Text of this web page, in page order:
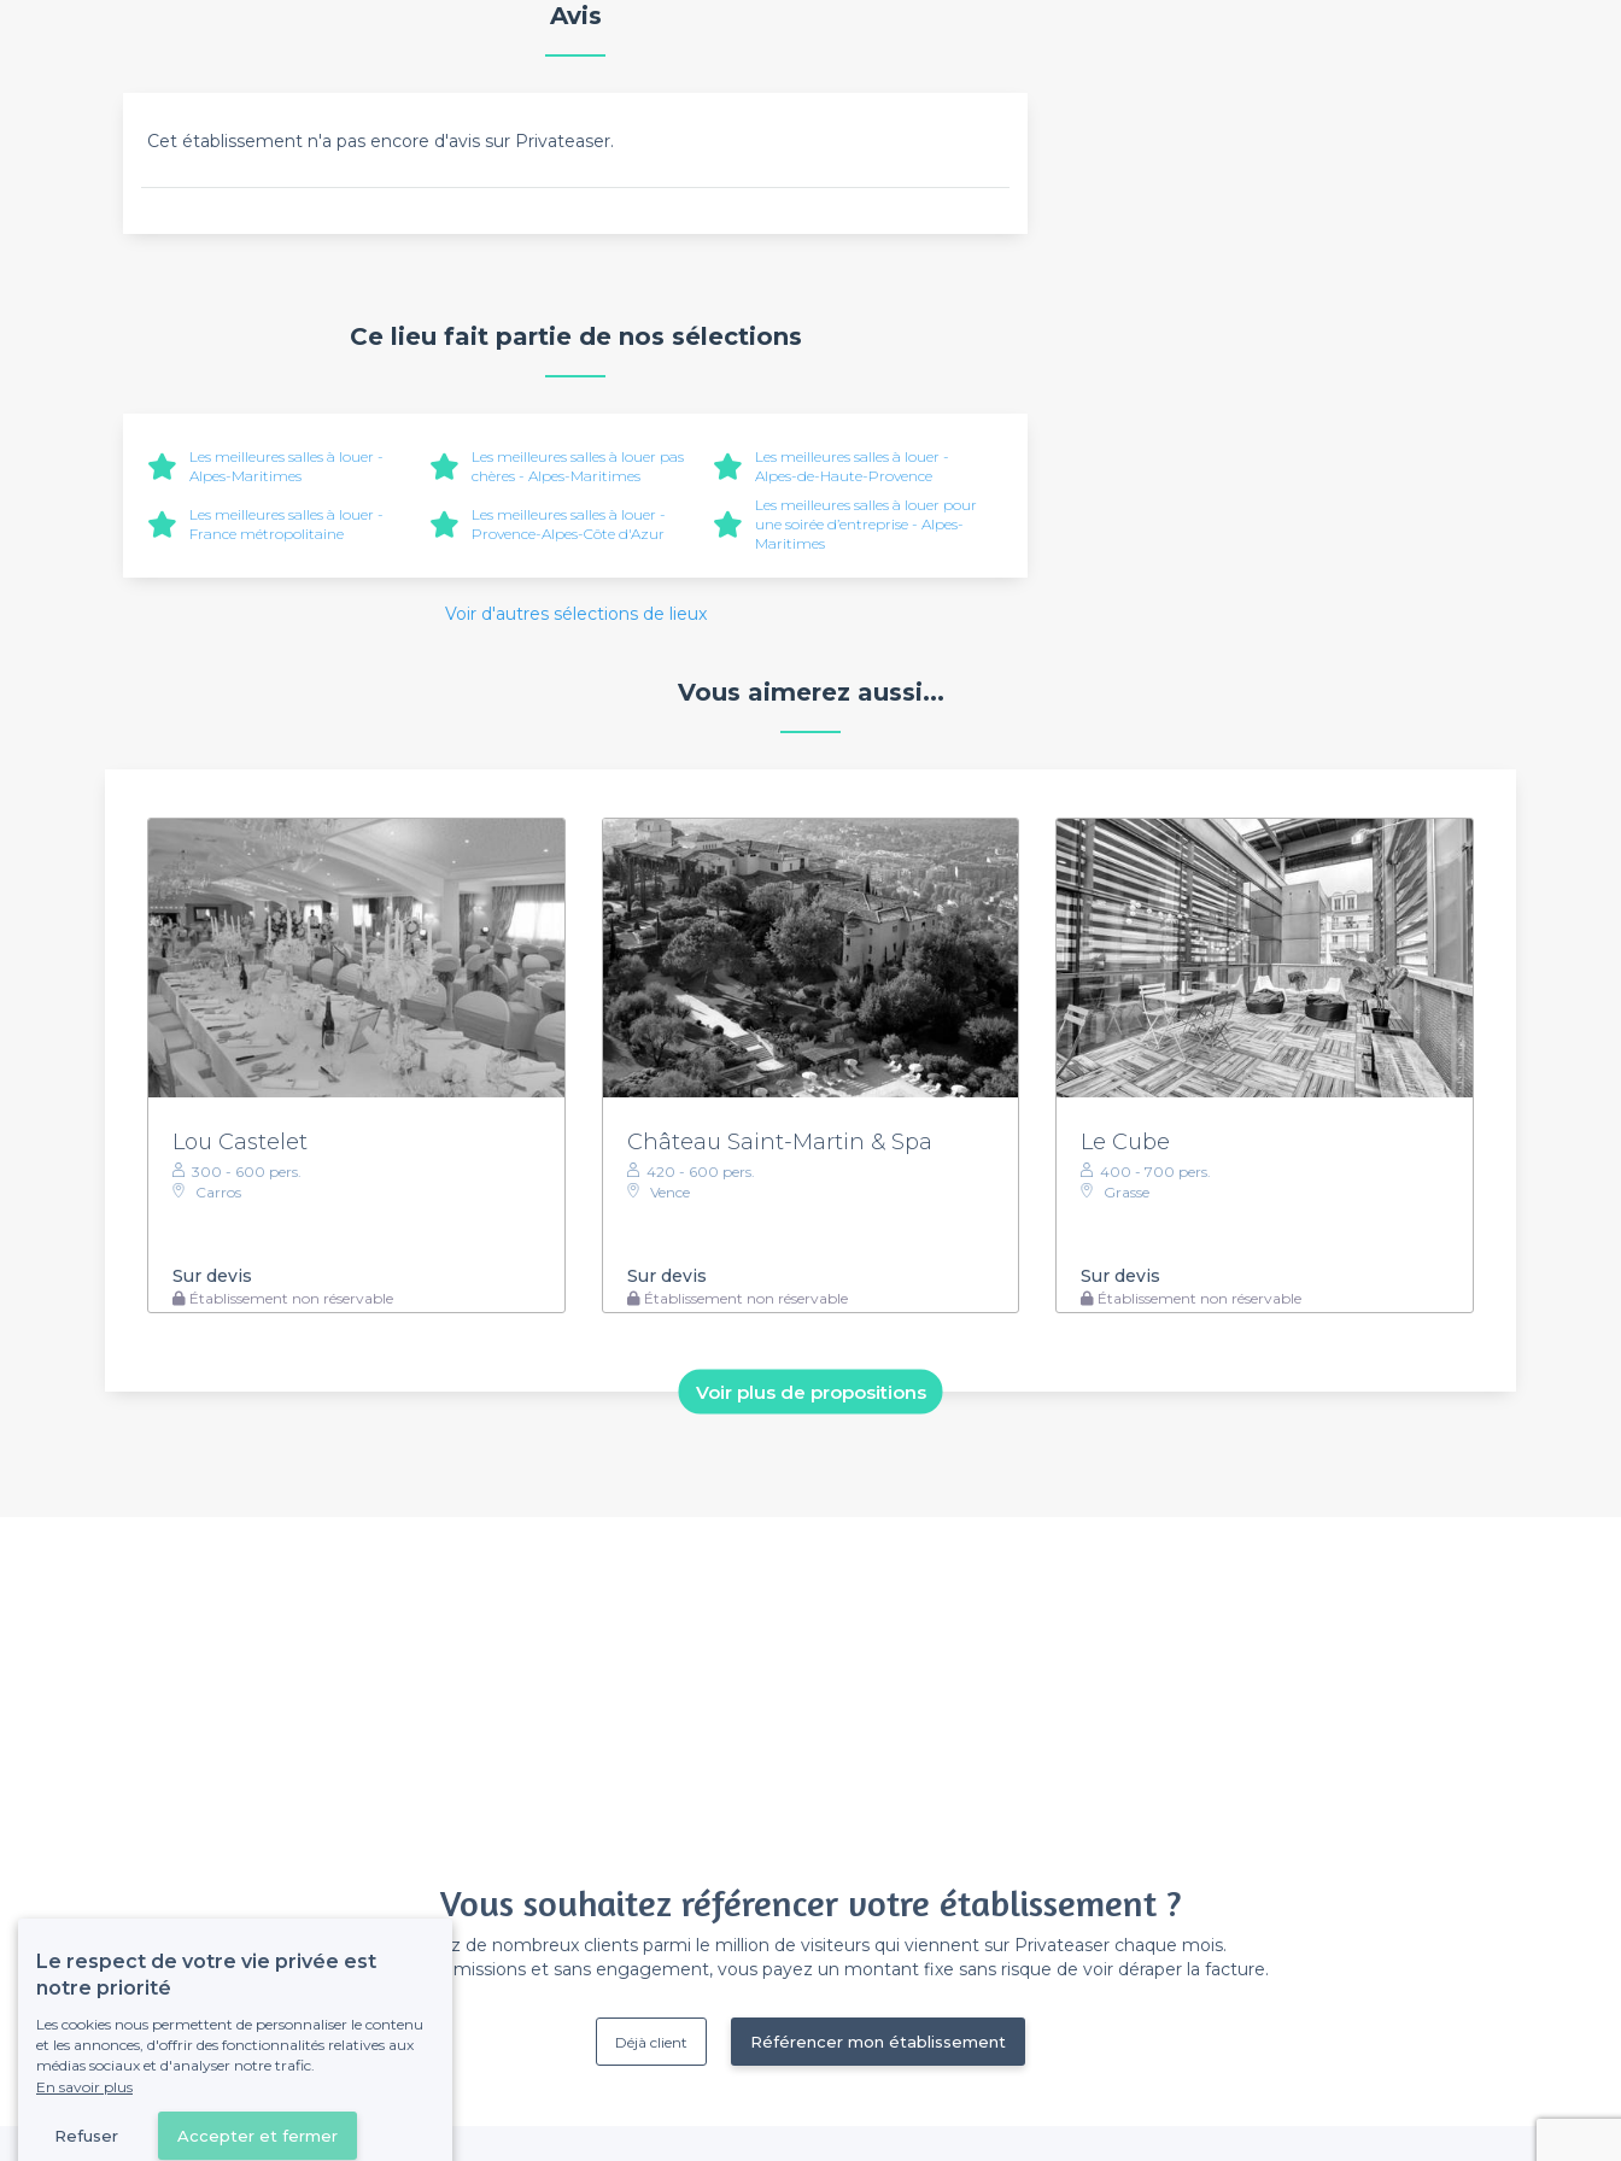
Avis
Cet établissement n'a pas encore d'avis sur Privateaser.
Ce lieu fait partie de nos sélections
Les meilleures salles à louer -
Alpes-Maritimes
Les meilleures salles à louer pas
chères - Alpes-Maritimes
Les meilleures salles à louer -
Alpes-de-Haute-Provence
Les meilleures salles à louer -
France métropolitaine
Les meilleures salles à louer -
Provence-Alpes-Côte d'Azur
Les meilleures salles à louer pour
une soirée d’entreprise - Alpes-
Maritimes
Voir d'autres sélections de lieux
Vous aimerez aussi...
Lou Castelet
300 - 600 pers.
Carros
Sur devis
Établissement non réservable
Château Saint-Martin & Spa
420 - 600 pers.
Vence
Sur devis
Établissement non réservable
Le Cube
400 - 700 pers.
Grasse
Sur devis
Établissement non réservable
Voir plus de propositions
Vous souhaitez référencer votre établissement ?
Gagnez de nombreux clients parmi le million de visiteurs qui viennent sur Privateaser chaque mois.
Pas de commissions et sans engagement, vous payez un montant fixe sans risque de voir déraper la facture.
Référencer mon établissement
Déjà client
Le respect de votre vie privée est
notre priorité
Les cookies nous permettent de personnaliser le contenu
et les annonces, d'offrir des fonctionnalités relatives aux
médias sociaux et d'analyser notre trafic.
En savoir plus
Refuser Accepter et fermer